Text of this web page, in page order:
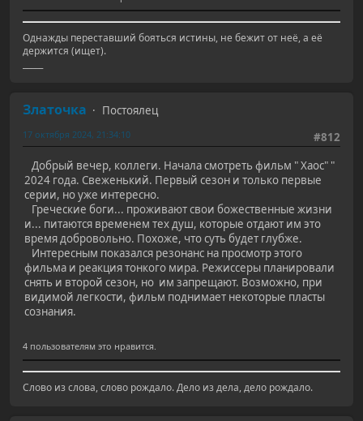
Однажды переставший бояться истины, не бежит от неё, а её
держится (ищет).
Златочка
Постоялец
#812
17 октября 2024, 21:34:10
Добрый вечер, коллеги. Начала смотреть фильм " Хаос" "
2024 года. Свеженький. Первый сезон и только первые
серии, но уже интересно.
Греческие боги... проживают свои божественные жизни
и... питаются временем тех душ, которые отдают им это
время добровольно. Похоже, что суть будет глубже.
Интересным показался резонанс на просмотр этого
фильма и реакция тонкого мира. Режиссеры планировали
снять и второй сезон, но им запрещают. Возможно, при
видимой легкости, фильм поднимает некоторые пласты
сознания.
4 пользователям это нравится.
Слово из слова, слово рождало. Дело из дела, дело рождало.